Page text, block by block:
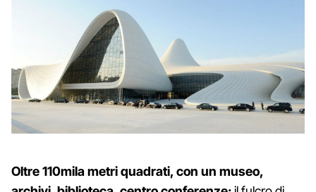
Oltre 110mila metri quadrati, con un museo,